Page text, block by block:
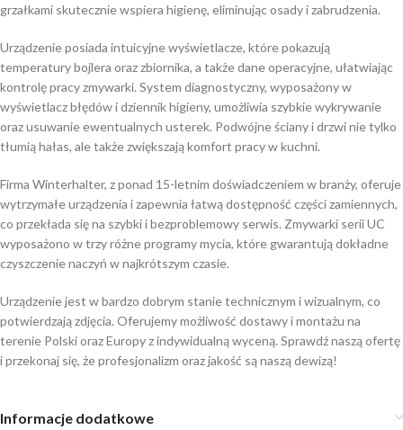
grzałkami skutecznie wspiera higienę, eliminując osady i zabrudzenia.
Urządzenie posiada intuicyjne wyświetlacze, które pokazują
temperatury bojlera oraz zbiornika, a także dane operacyjne, ułatwiając
kontrolę pracy zmywarki. System diagnostyczny, wyposażony w
wyświetlacz błędów i dziennik higieny, umożliwia szybkie wykrywanie
oraz usuwanie ewentualnych usterek. Podwójne ściany i drzwi nie tylko
tłumią hałas, ale także zwiększają komfort pracy w kuchni.
Firma Winterhalter, z ponad 15-letnim doświadczeniem w branży, oferuje
wytrzymałe urządzenia i zapewnia łatwą dostępność części zamiennych,
co przekłada się na szybki i bezproblemowy serwis. Zmywarki serii UC
wyposażono w trzy różne programy mycia, które gwarantują dokładne
czyszczenie naczyń w najkrótszym czasie.
Urządzenie jest w bardzo dobrym stanie technicznym i wizualnym, co
potwierdzają zdjęcia. Oferujemy możliwość dostawy i montażu na
terenie Polski oraz Europy z indywidualną wyceną. Sprawdź naszą ofertę
i przekonaj się, że profesjonalizm oraz jakość są naszą dewizą!
Informacje dodatkowe